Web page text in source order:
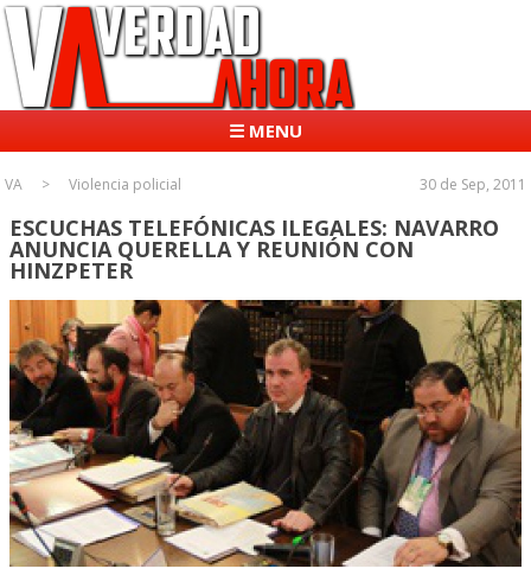
☰ MENU
VA Violencia policial 30 de Sep, 2011
ESCUCHAS TELEFÓNICAS ILEGALES: NAVARRO
ANUNCIA QUERELLA Y REUNIÓN CON
HINZPETER